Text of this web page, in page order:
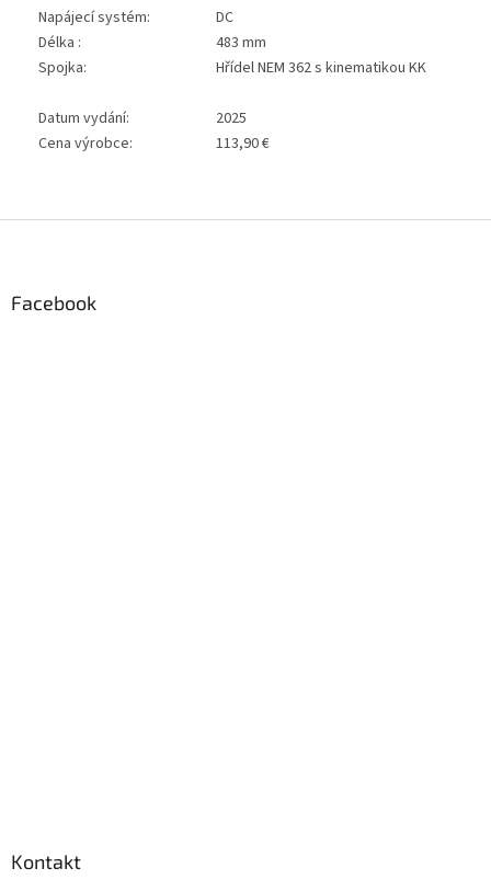
Napájecí systém:
DC
Délka :
483 mm
Spojka:
Hřídel NEM 362 s kinematikou KK
Datum vydání:
2025
Cena výrobce:
113,90 €
Facebook
Kontakt